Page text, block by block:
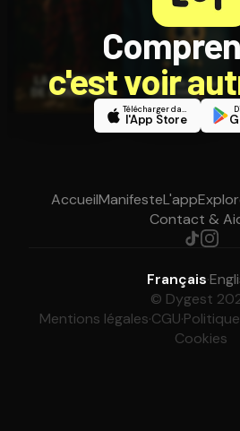
c'est voir
Télécharger dans
l'App Store
AccueilManifesteL'app
Contact &
Français·
© Dygest
Mentions légales·CGU·
Cookies